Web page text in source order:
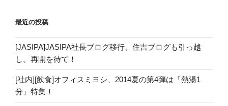
最近の投稿
[JASIPA]JASIPA社長ブログ移行、住吉ブログも引っ越
し。再開を待て！
[社内][飲食]オフィスミヨシ、2014夏の第4弾は「熱湯1
分」特集！